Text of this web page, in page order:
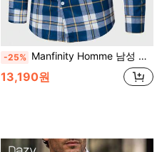
-25% Manfinity Homme 남성 캐주얼 루즈 격자 무늬 프린트 다채로운 버튼 업 어반 긴팔 셔츠, 가을, 남편용, 가을용
13,190원